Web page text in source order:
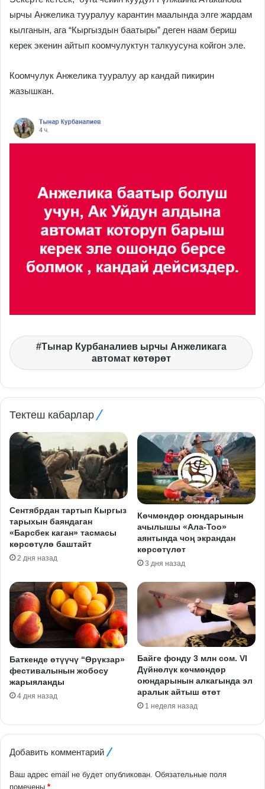
ырчы Анжелика тууралуу карантин маалында элге жардам
кылганын, ага “Кыргыздын баатыры” деген наам бериш
керек экенин айтып коомчулуктун талкуусуна койгон эле.
Коомчулук Анжелика тууралуу ар кандай пикирин
жазышкан.
Тынар Курбаналиев ырчы Анжеликага
автомат көтөрөт
Тектеш кабарлар
Сентябрдан тартып Кыргыз
тарыхын баяндаган
«Барсбек каган» тасмасы
көрсөтүлө баштайт
2 дня назад
Көчмөндөр оюндарынын
ачылышы «Ала-Тоо»
аянтында чоң экрандан
көрсөтүлөт
3 дня назад
Баткенде өтүүчү “Өрүкзар»
фестивалынын жобосу
жарыяланды
4 дня назад
Байге фонду 3 млн сом. VI
Дүйнөлүк көчмөндөр
оюндарынын алкагында эл
аралык айтыш өтөт
1 неделя назад
Добавить комментарий
Ваш адрес email не будет опубликован. Обязательные поля
помечены *